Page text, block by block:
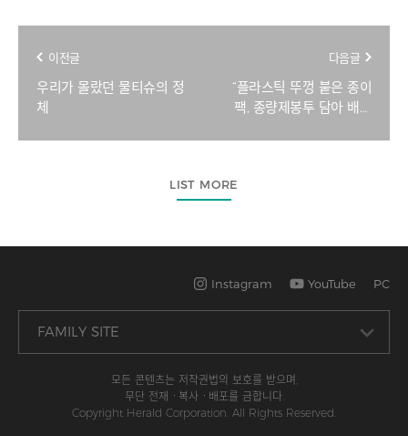
이전글
우리가 몰랐던 물티슈의 정
체
다음글
“플라스틱 뚜껑 붙은 종이
팩, 종량제봉투 담아 배출
LIST MORE
Instagram YouTube PC
모든 콘텐츠는 저작권법의 보호를 받으며,
무단 전재ㆍ복사ㆍ배포를 금합니다.
Copyright Herald Corporation. All Rights Reserved.